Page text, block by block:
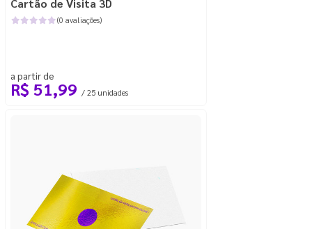
Cartão de Visita 3D
(0 avaliações)
a partir de
R$ 51,99 / 25 unidades